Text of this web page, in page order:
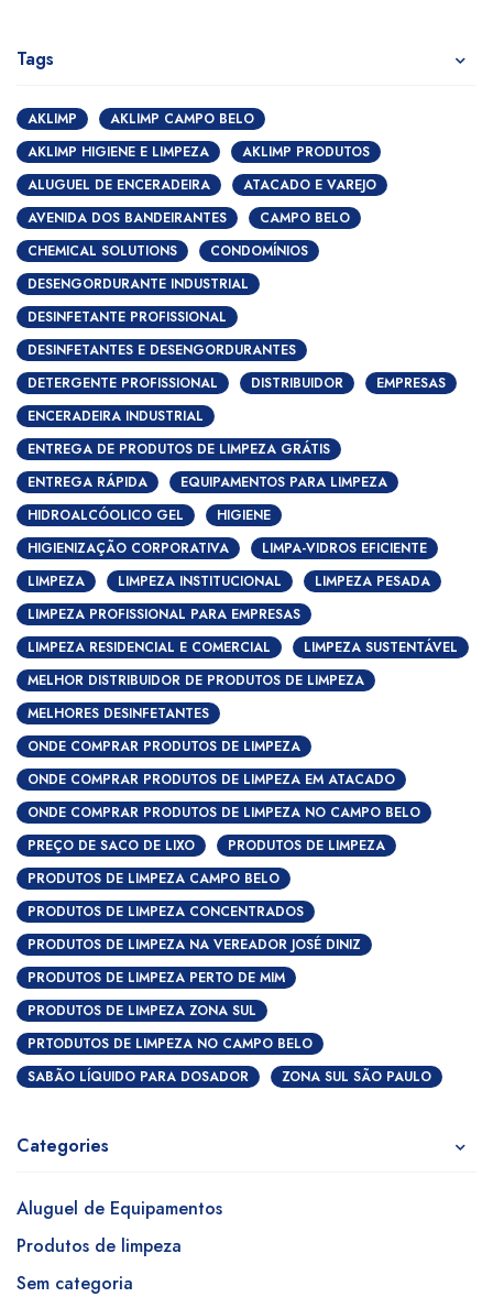
Tags
AKLIMP
AKLIMP CAMPO BELO
AKLIMP HIGIENE E LIMPEZA
AKLIMP PRODUTOS
ALUGUEL DE ENCERADEIRA
ATACADO E VAREJO
AVENIDA DOS BANDEIRANTES
CAMPO BELO
CHEMICAL SOLUTIONS
CONDOMÍNIOS
DESENGORDURANTE INDUSTRIAL
DESINFETANTE PROFISSIONAL
DESINFETANTES E DESENGORDURANTES
DETERGENTE PROFISSIONAL
DISTRIBUIDOR
EMPRESAS
ENCERADEIRA INDUSTRIAL
ENTREGA DE PRODUTOS DE LIMPEZA GRÁTIS
ENTREGA RÁPIDA
EQUIPAMENTOS PARA LIMPEZA
HIDROALCÓOLICO GEL
HIGIENE
HIGIENIZAÇÃO CORPORATIVA
LIMPA-VIDROS EFICIENTE
LIMPEZA
LIMPEZA INSTITUCIONAL
LIMPEZA PESADA
LIMPEZA PROFISSIONAL PARA EMPRESAS
LIMPEZA RESIDENCIAL E COMERCIAL
LIMPEZA SUSTENTÁVEL
MELHOR DISTRIBUIDOR DE PRODUTOS DE LIMPEZA
MELHORES DESINFETANTES
ONDE COMPRAR PRODUTOS DE LIMPEZA
ONDE COMPRAR PRODUTOS DE LIMPEZA EM ATACADO
ONDE COMPRAR PRODUTOS DE LIMPEZA NO CAMPO BELO
PREÇO DE SACO DE LIXO
PRODUTOS DE LIMPEZA
PRODUTOS DE LIMPEZA CAMPO BELO
PRODUTOS DE LIMPEZA CONCENTRADOS
PRODUTOS DE LIMPEZA NA VEREADOR JOSÉ DINIZ
PRODUTOS DE LIMPEZA PERTO DE MIM
PRODUTOS DE LIMPEZA ZONA SUL
PRTODUTOS DE LIMPEZA NO CAMPO BELO
SABÃO LÍQUIDO PARA DOSADOR
ZONA SUL SÃO PAULO
Categories
Aluguel de Equipamentos
Produtos de limpeza
Sem categoria